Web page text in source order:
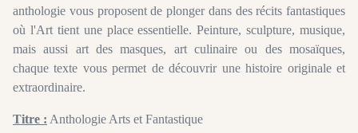
anthologie vous proposent de plonger dans des récits fantastiques
où l'Art tient une place essentielle. Peinture, sculpture, musique,
mais aussi art des masques, art culinaire ou des mosaïques,
chaque texte vous permet de découvrir une histoire originale et
extraordinaire.
Titre : Anthologie Arts et Fantastique